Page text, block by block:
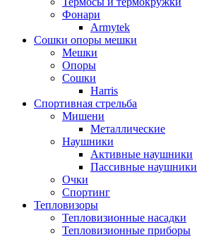
Фонари
Armytek
Сошки опоры мешки
Мешки
Опоры
Сошки
Harris
Спортивная стрельба
Мишени
Металлические
Наушники
Активные наушники
Пассивные наушники
Очки
Спортинг
Тепловизоры
Тепловизионные насадки
Тепловизионные приборы